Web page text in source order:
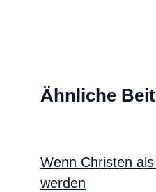
Ähnliche
Wenn Christen
werden